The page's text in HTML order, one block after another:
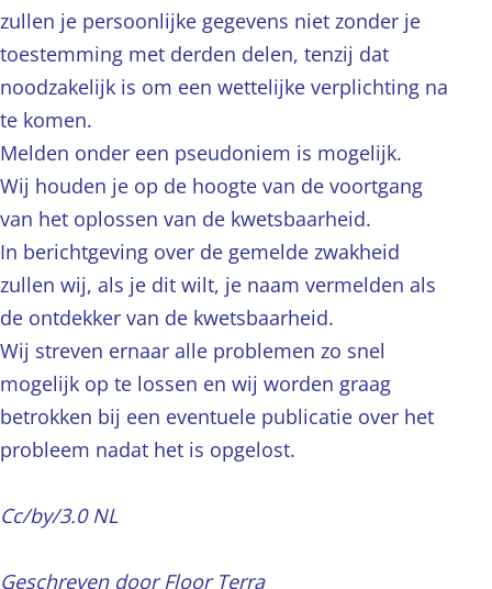
zullen je persoonlijke gegevens niet zonder je
toestemming met derden delen, tenzij dat
noodzakelijk is om een wettelijke verplichting na
te komen.
Melden onder een pseudoniem is mogelijk.
Wij houden je op de hoogte van de voortgang
van het oplossen van de kwetsbaarheid.
In berichtgeving over de gemelde zwakheid
zullen wij, als je dit wilt, je naam vermelden als
de ontdekker van de kwetsbaarheid.
Wij streven ernaar alle problemen zo snel
mogelijk op te lossen en wij worden graag
betrokken bij een eventuele publicatie over het
probleem nadat het is opgelost.
Cc/by/3.0 NL
Geschreven door Floor Terra